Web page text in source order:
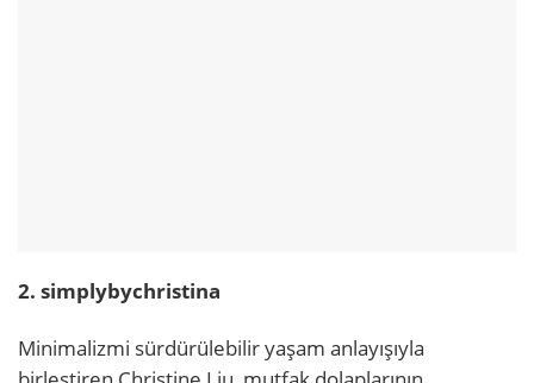
2. simplybychristina
Minimalizmi sürdürülebilir yaşam anlayışıyla